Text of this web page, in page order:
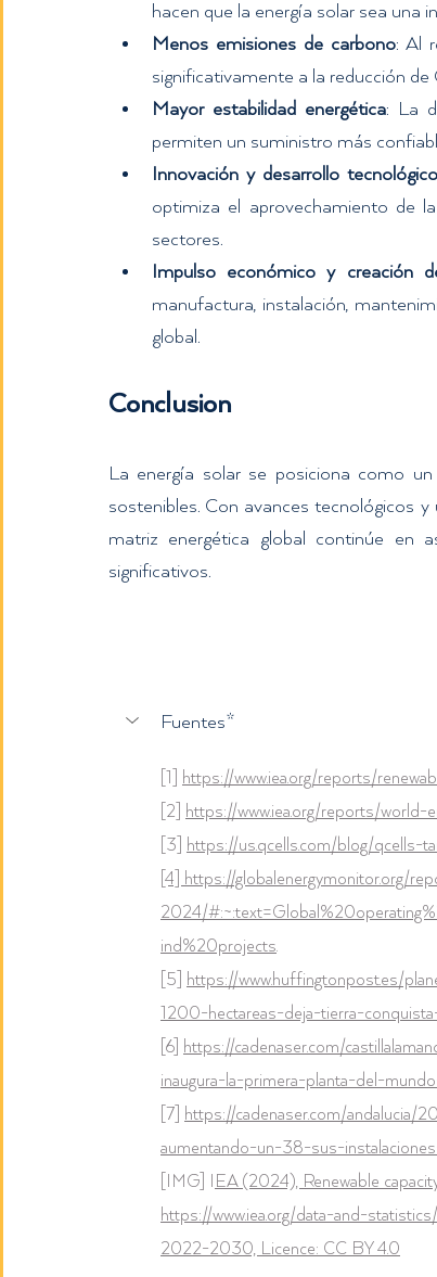
hacen que la energía solar sea una
Menos emisiones de carbono: Al
significativamente a la reducción de
Mayor estabilidad energética: La
permiten un suministro más
Innovación y desarrollo tecnológico
optimiza el aprovechamiento de
sectores.
Impulso económico y creación
manufactura, instalación,
global.
Conclusion
La energía solar se posiciona como
sostenibles. Con avances tecnológicos
matriz energética global continúe en
significativos.
Fuentes*
[1] https://www.iea.org/reports/
[2] https://www.iea.org/reports/
[3] https://us.qcells.com/blog/qcells-
[4] https://globalenergymonitor.org/
2024/
ind%20projects.
[5] https://www.huffingtonpost.es/
1200-hectareas-deja-tierra-
[6] https://cadenaser.com/
inaugura-la-primera-planta-del-
7] https://cadenaser.com/
aumentando-un-38-sus-
[IMG] I EA (2024), Renewable
https://www.iea.org/data-and-
2022-2030, Licence: CC BY 4.0